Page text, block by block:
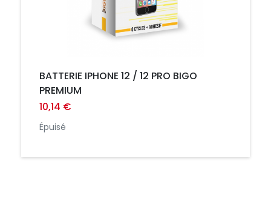
BATTERIE IPHONE 12 / 12 PRO BIGO
PREMIUM
10,14 €
Épuisé